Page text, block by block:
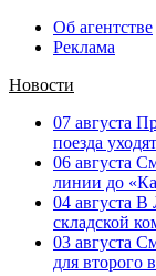
Об агентстве
Реклама
Новости
07 августа
поезда
06 августа
линии до
04 августа В
складской
03 августа
для второго